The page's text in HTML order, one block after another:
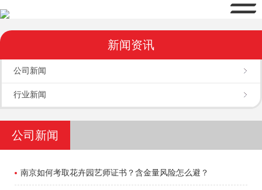
新闻资讯
公司新闻
行业新闻
公司新闻
南京如何考取花卉园艺师证书？含金量风险怎么避？